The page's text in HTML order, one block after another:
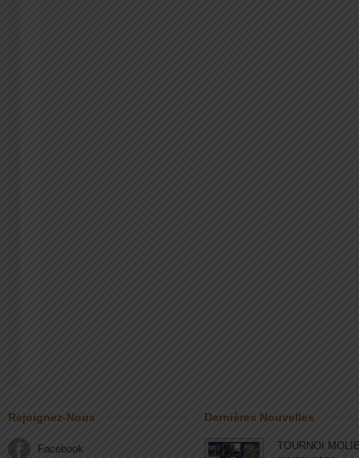
Rejoignez-Nous
Facebook
Dernières Nouvelles
TOURNOI